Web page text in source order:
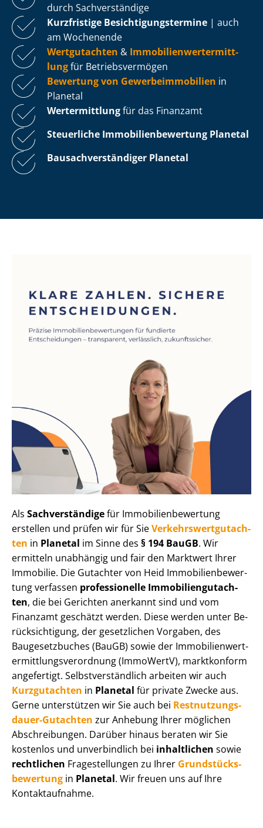
durch Sachverständige
Kurzfristige Be­sich­ti­gungs­ter­mi­ne | auch
am Wochenende
Wertgutachten & Im­mo­bi­li­en­wert­ermitt­
lungfür Be­triebs­ver­mö­gen
Bewertung von Ge­wer­be­im­mo­bi­li­en in
Planetal
Wertermittlungfür das Finanzamt
Steuerliche Im­mo­bi­li­en­be­wer­tung Planetal
Bau­sach­ver­stän­di­ger Planetal
Als Sachverständigefür Im­mo­bi­li­en­be­wer­tung
erstellen und prüfen wir für SieVer­kehrs­wert­gut­ach­
ten in Planetal im Sinne des § 194 BauGB. Wir
ermitteln unabhängig und fair den Marktwert Ihrer
Immobilie. Die Gutachter von Heid Im­mo­bi­li­en­be­wer­
tung verfassen professionelle Im­mo­bi­li­en­gut­ach­
ten, die bei Gerichten anerkannt sind und vom
Finanzamt geschätzt werden. Diese werden unter Be­
rück­sich­ti­gung, der gesetzlichen Vorgaben, des
Baugesetzbuches (BauGB) sowie der Im­mo­bi­li­en­wert­
ermitt­lungs­ver­ord­nung (ImmoWertV), marktkonform
angefertigt. Selbst­ver­ständ­lich arbeiten wir auch
Kurzgutachten in Planetal für private Zwecke aus.
Gerne unterstützen wir Sie auch bei Rest­nut­zungs­
dau­er-Gutachten zur Anhebung Ihrer möglichen
Abschreibungen. Darüber hinaus beraten wir Sie
kostenlos und unverbindlich bei inhaltlichen sowie
rechtlichen Fragestellungen zu Ihrer Grund­stücks­
be­wer­tung in Planetal. Wir freuen uns auf Ihre
Kontaktaufnahme.